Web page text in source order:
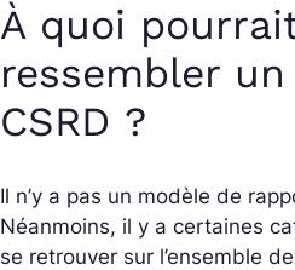
À quoi
ressembler
CSRD ?
Il n’y a pas un modèle de
Néanmoins, il y a certaines
se retrouver sur l’ensemble